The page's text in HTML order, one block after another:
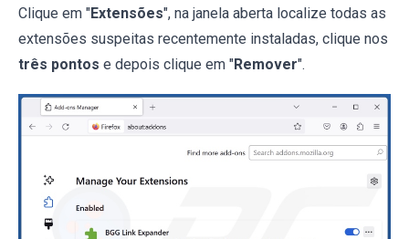
Clique em "Extensões", na janela aberta localize todas as
extensões suspeitas recentemente instaladas, clique nos
três pontos e depois clique em "Remover".